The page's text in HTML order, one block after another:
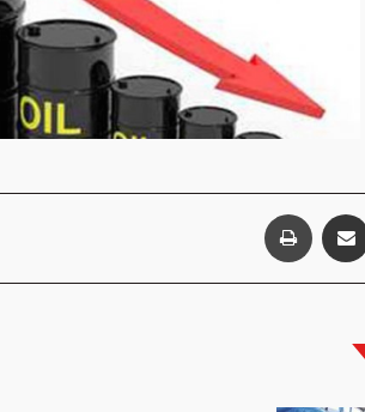
مشاركة عبر البريد